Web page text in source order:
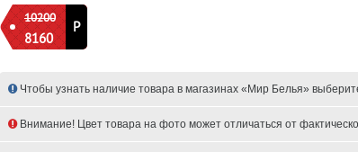
10200
8160
Р
Чтобы узнать наличие товара в магазинах «Мир Белья»
Внимание! Цвет товара на фото может отличаться от